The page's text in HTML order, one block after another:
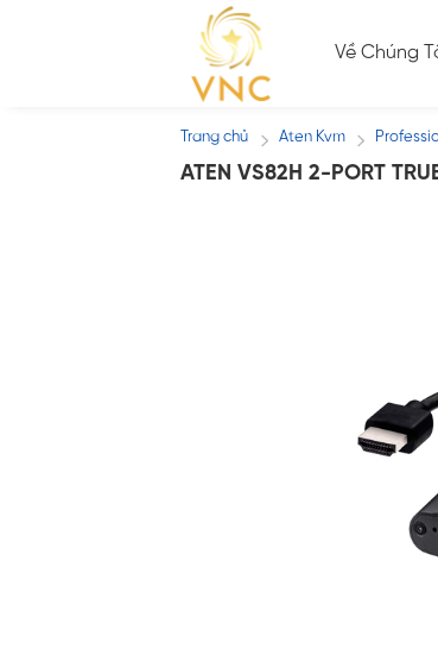
Về Chúng
Trang chủ / Aten Kvm /
ATEN VS82H 2-PORT